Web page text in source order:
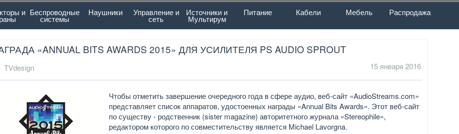
и Беспроводные
системы
Наушники Управление и
сеть
Источники и
Мультирум
Питание Кабели Мебель Распродажа
«ANNUAL BITS AWARDS 2015» ДЛЯ УСИЛИТЕЛЯ PS AUDIO SPROUT
TVdesign 15 января 2016
Чтобы отметить завершение очередного года в сфере аудио, веб-сайт «AudioStreams.com»
представляет список аппаратов, удостоенных награды «Annual Bits Awards». Этот веб-сайт
по существу - родственник (sister magazine) авторитетного журнала «Stereophile»,
редактором которого по совместительству является Michael Lavorgna.